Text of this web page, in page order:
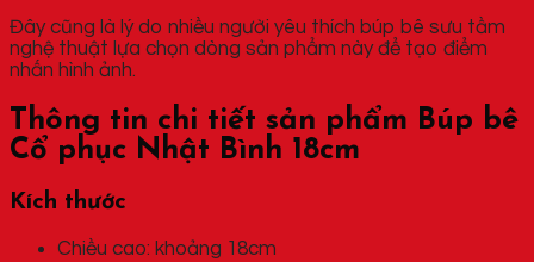
Đây cũng là lý do nhiều người yêu thích búp bê sưu tầm
nghệ thuật lựa chọn dòng sản phẩm này để tạo điểm
nhấn hình ảnh.
Thông tin chi tiết sản phẩm Búp bê
Cổ phục Nhật Bình 18cm
Kích thước
Chiều cao: khoảng 18cm